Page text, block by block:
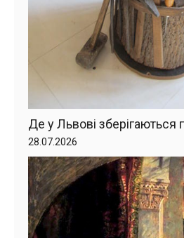
Де у Львові зберігаються
28.07.2026